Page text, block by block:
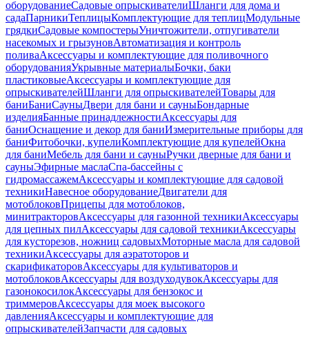
оборудованиеСадовые опрыскивателиШланги для дома и
садаПарникиТеплицыКомплектующие для теплицМодульные
грядкиСадовые компостерыУничтожители, отпугиватели
насекомых и грызуновАвтоматизация и контроль
поливаАксессуары и комплектующие для поливочного
оборудованияУкрывные материалыБочки, баки
пластиковыеАксессуары и комплектующие для
опрыскивателейШланги для опрыскивателейТовары для
баниБаниСауныДвери для бани и сауныБондарные
изделияБанные принадлежностиАксессуары для
баниОснащение и декор для баниИзмерительные приборы для
баниФитобочки, купелиКомплектующие для купелейОкна
для баниМебель для бани и сауныРучки дверные для бани и
сауныЭфирные маслаСпа-бассейны с
гидромассажемАксессуары и комплектующие для садовой
техникиНавесное оборудованиеДвигатели для
мотоблоковПрицепы для мотоблоков,
минитракторовАксессуары для газонной техникиАксессуары
для цепных пилАксессуары для садовой техникиАксессуары
для кусторезов, ножниц садовыхМоторные масла для садовой
техникиАксессуары для аэратоторов и
скарификаторовАксессуары для культиваторов и
мотоблоковАксессуары для воздуходувокАксессуары для
газонокосилокАксессуары для бензокос и
триммеровАксессуары для моек высокого
давленияАксессуары и комплектующие для
опрыскивателейЗапчасти для садовых